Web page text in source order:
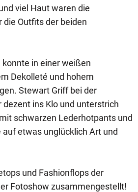
viel Haut waren die
Outfits der beiden
konnte in einer weißen
Dekolleté und hohem
Stewart Griff bei der
ins Klo und unterstrich
schwarzen Lederhotpants und
etwas unglücklich Art und
und Fashionflops der
Fotoshow zusammengestellt!